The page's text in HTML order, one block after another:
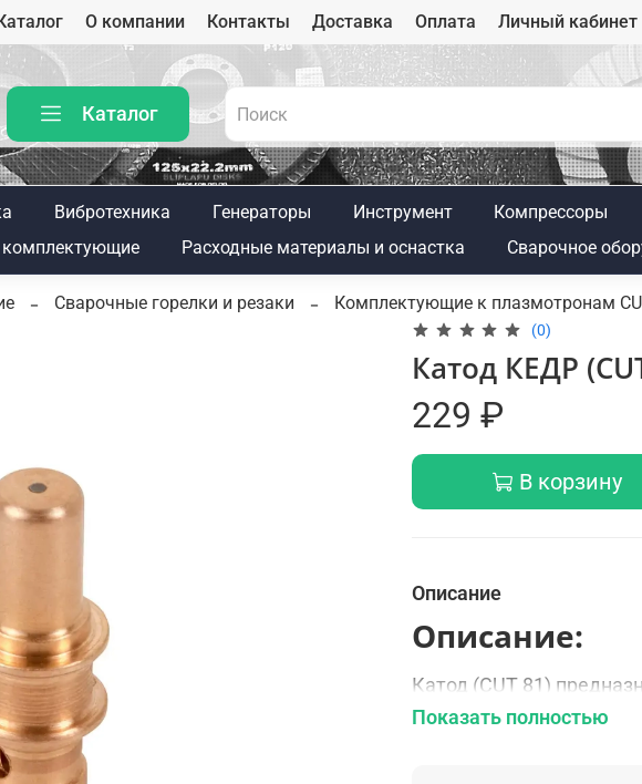
О компании Контакты Доставка Оплата Личный кабинет
Каталог
Вибротехника Генераторы Инструмент Компрессоры
комплектующие
Расходные материалы и оснастка Сварочное
Сварочные горелки и резаки Комплектующие к плазмотронам
(0)
Катод КЕДР
229 ₽
В корзину
Описание
Описание:
Катод (CUT 81)
Россия — родина бренда.
Показать полностью